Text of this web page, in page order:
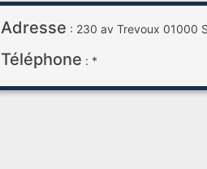
Adresse : 230 av Trevoux 01000
Téléphone : *